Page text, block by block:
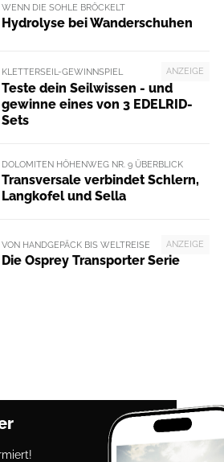
WENN DIE SOHLE BRÖCKELT
Hydrolyse bei Wanderschuhen
ANZEIGE
KLETTERSEIL-GEWINNSPIEL
Teste dein Seilwissen - und
gewinne eines von 3 EDELRID-
Sets
DOLOMITEN HÖHENWEG NR. 9 ÜBERBLICK
Transversale verbindet Schlern,
Langkofel und Sella
ANZEIGE
VON HANDGEPÄCK BIS WELTREISE
Die Osprey Transporter Serie